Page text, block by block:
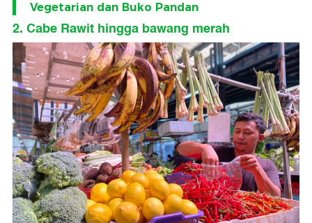
Vegetarian dan Buko Pandan
2. Cabe Rawit hingga bawang merah